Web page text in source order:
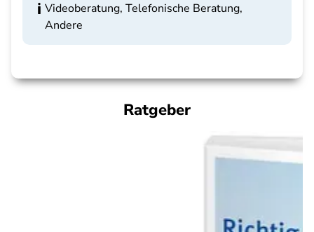
Videoberatung, Telefonische Beratung,
Andere
Ratgeber